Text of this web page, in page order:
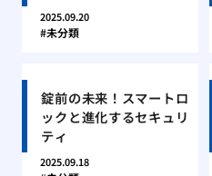
2025.09.20
未分類
錠前の未来！スマートロ
ックと進化するセキュリ
ティ
2025.09.18